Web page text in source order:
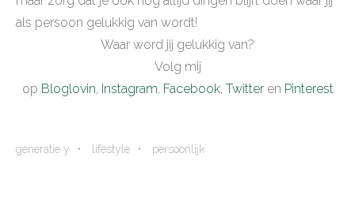
als persoon gelukkig van wordt!
Waar word jij gelukkig van?
Volg mij
op Bloglovin, Instagram, Facebook, Twitteren Pinterest
generatie y lifestyle persoonlijk